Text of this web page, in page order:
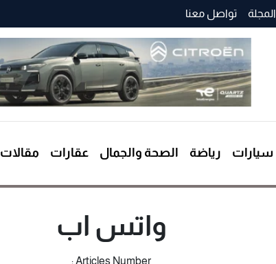
المجلة تواصل معنا
سيارات رياضة الصحة والجمال عقارات مقالات
واتس اب
Articles Number :